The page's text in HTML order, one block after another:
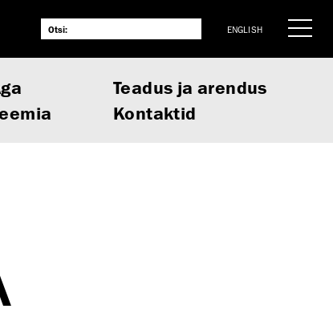
ENGLISH
Teadus ja arendus
Kontaktid